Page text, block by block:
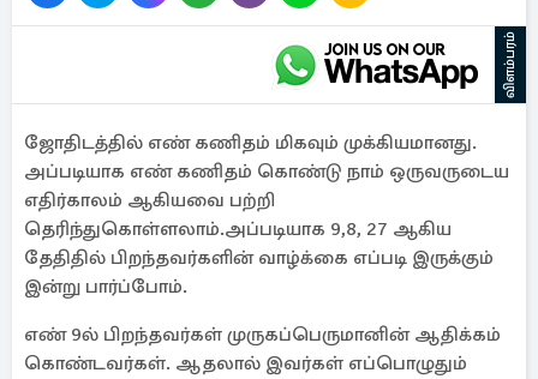
விளம்பரம்
ஜோதிடத்தில் எண் கணிதம் மிகவும் முக்கியமானது.
அப்படியாக எண் கணிதம் கொண்டு நாம் ஒருவருடைய
எதிர்காலம் ஆகியவை பற்றி
தெரிந்துகொள்ளலாம்.அப்படியாக 9,8, 27 ஆகிய
தேதிதில் பிறந்தவர்களின் வாழ்க்கை எப்படி இருக்கும்
இன்று பார்ப்போம்.
எண் 9ல் பிறந்தவர்கள் முருகப்பெருமானின் ஆதிக்கம்
கொண்டவர்கள். ஆதலால் இவர்கள் எப்பொழுதும்